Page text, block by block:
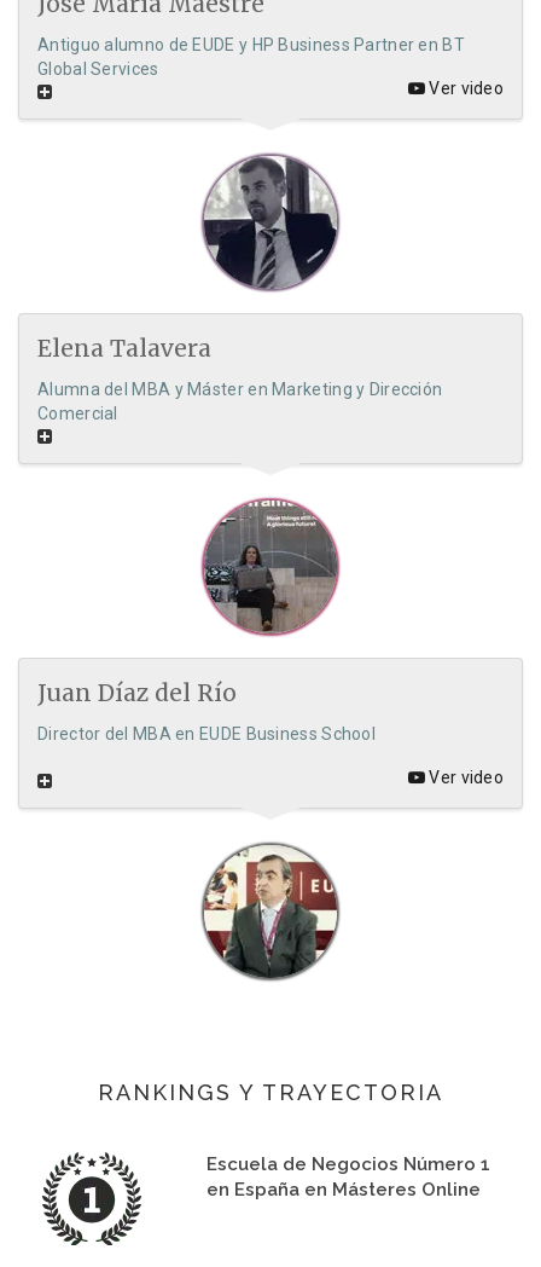
Antiguo alumno de EUDE y HP Business Partner en BT
Global Services
Ver video
Elena Talavera
Alumna del MBA y Máster en Marketing y Dirección
Comercial
Juan Díaz del Río
Director del MBA en EUDE Business School
Ver video
RANKINGS Y TRAYECTORIA
Escuela de Negocios Número 1
en España en Másteres Online